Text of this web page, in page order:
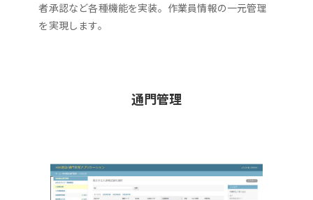
者承認など各種機能を実装。作業員情報の一元管理
を実現します。
通門管理